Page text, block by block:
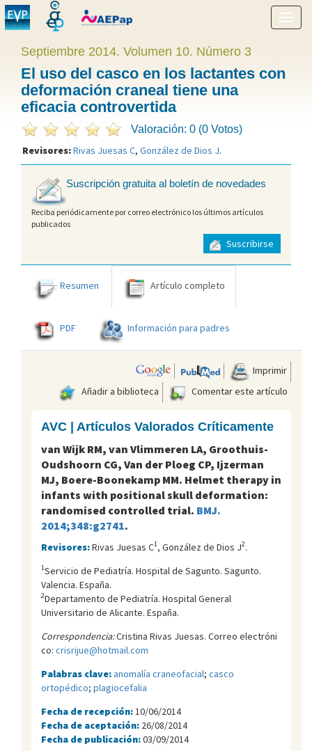
menú
Septiembre 2014. Volumen 10. Número 3
El uso del casco en los lactantes con
deformación craneal tiene una
eficacia controvertida
Valoración: 0 (0 Votos)
Revisores:Rivas Juesas C, González de Dios J.
Suscripción gratuita al boletín de novedades
Reciba periódicamente por correo electrónico los últimos artículos
publicados
Suscribirse
Resumen Artículo completo
PDF Información para padres
Imprimir
Añadir a biblioteca
Comentar este artículo
AVC | Artículos Valorados Críticamente
van Wijk RM, van Vlimmeren LA, Groothuis-
Oudshoorn CG, Van der Ploeg CP, Ijzerman
MJ, Boere-Boonekamp MM. Helmet therapy in
infants with positional skull deformation:
randomised controlled trial. BMJ.
2014;348:g2741.
Revisores:Rivas Juesas C1, González de Dios J2.
1Servicio de Pediatría. Hospital de Sagunto. Sagunto.
Valencia. España.
2Departamento de Pediatría. Hospital General
Universitario de Alicante. España.
Correspondencia:Cristina Rivas Juesas. Correo electróni
co: crisrijue@hotmail.com
Palabras clave:anomalía craneofacial; casco
ortopédico; plagiocefalia
Fecha de recepción: 10/06/2014
Fecha de aceptación: 26/08/2014
Fecha de publicación:03/09/2014